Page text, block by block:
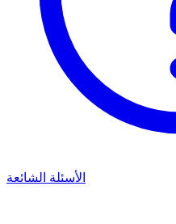
الأسئلة الشائعة